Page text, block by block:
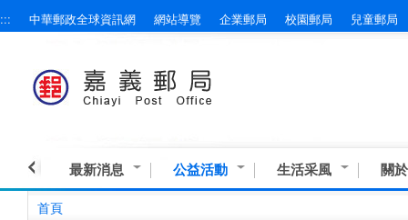
跳到主要內容區塊
::: 中華郵政全球資訊網 網站導覽 企業郵局 校園郵局 兒童郵局
最新消息 公益活動 生活采風 關
首頁